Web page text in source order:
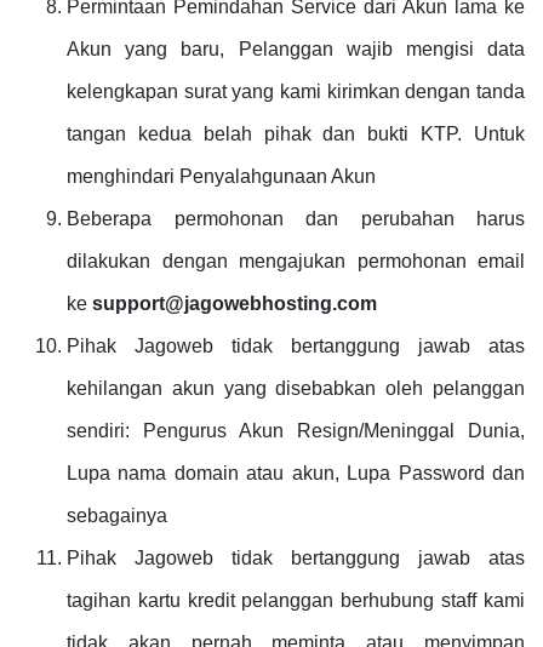
Permintaan Pemindahan Service dari Akun lama ke
Akun yang baru, Pelanggan wajib mengisi data
kelengkapan surat yang kami kirimkan dengan tanda
tangan kedua belah pihak dan bukti KTP. Untuk
menghindari Penyalahgunaan Akun
Beberapa permohonan dan perubahan harus
dilakukan dengan mengajukan permohonan email
ke support@jagowebhosting.com
Pihak Jagoweb tidak bertanggung jawab atas
kehilangan akun yang disebabkan oleh pelanggan
sendiri: Pengurus Akun Resign/Meninggal Dunia,
Lupa nama domain atau akun, Lupa Password dan
sebagainya
Pihak Jagoweb tidak bertanggung jawab atas
tagihan kartu kredit pelanggan berhubung staff kami
tidak akan pernah meminta atau menyimpan